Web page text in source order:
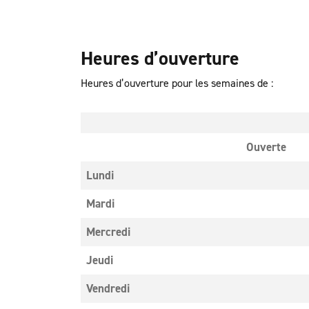
Heures d’ouverture
Heures d’ouverture pour les semaines de :
Ouverte
Lundi
Mardi
Mercredi
Jeudi
Vendredi